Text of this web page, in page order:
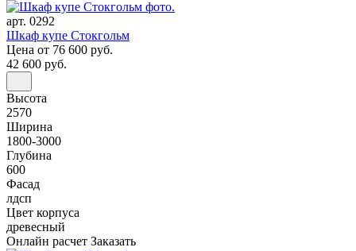
арт. 0292
Шкаф купе Стокгольм
Цена от 76 600 руб.
42 600 руб.
Высота
2570
Ширина
1800-3000
Глубина
600
Фасад
лдсп
Цвет корпуса
древесный
Онлайн расчет Заказать